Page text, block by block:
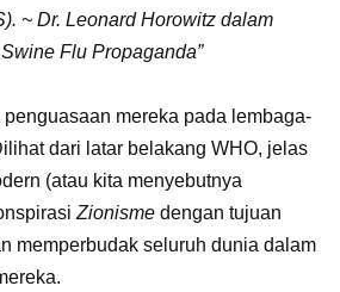
~ Dr. Leonard Horowitz dalam
Flu Propaganda”
mereka pada lembaga-
dari latar belakang WHO, jelas
(atau kita menyebutnya
Zionisme dengan tujuan
memperbudak seluruh dunia dalam